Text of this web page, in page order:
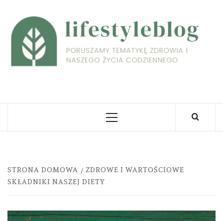
content
Primary
STRONA DOMOWA
ZDROWE I WARTOŚCIOWE
SKŁADNIKI NASZEJ DIETY